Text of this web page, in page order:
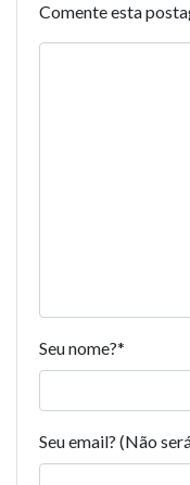
Comente esta
Seu nome?*
Seu email? (Não